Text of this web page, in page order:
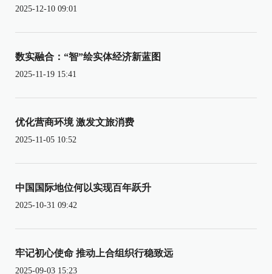
2025-12-10 09:01
数实融合：“智”绘实体经济新蓝图
2025-11-19 15:41
优化营商环境 激发文旅消费
2025-11-05 10:52
中国国际地位何以实现百年跃升
2025-10-31 09:42
牢记初心使命 推动上合组织行稳致远
2025-09-03 15:23